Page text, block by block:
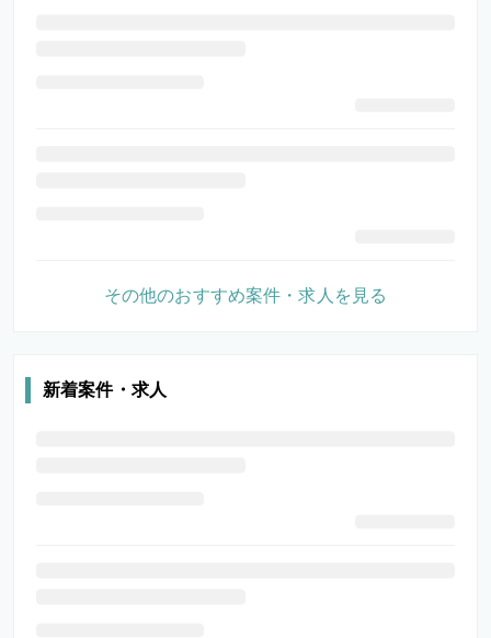
その他のおすすめ案件・求人を見る
新着案件・求人